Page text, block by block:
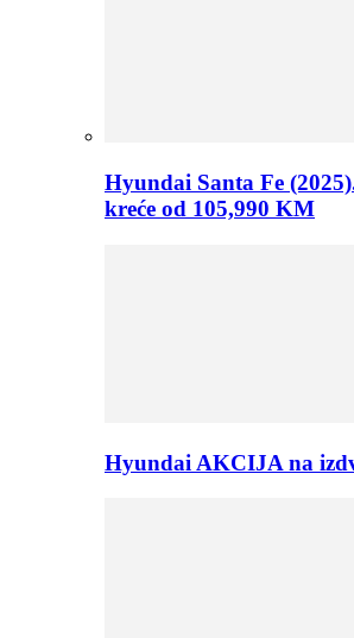
Hyundai Santa Fe
kreće od 105,990 KM
Hyundai AKCIJA na